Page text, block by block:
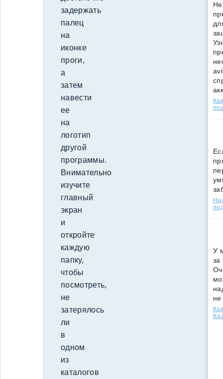
задержать
палец
на
иконке
проги,
а
затем
навести
ее
на
логотип
другой
программы.
Внимательно
изучите
главный
экран
и
откройте
каждую
папку,
чтобы
посмотреть,
не
затерялось
ли
в
одном
из
каталогов
Не
У
за
не